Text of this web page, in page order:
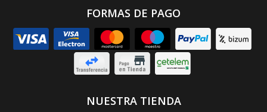
FORMAS DE PAGO
NUESTRA TIENDA